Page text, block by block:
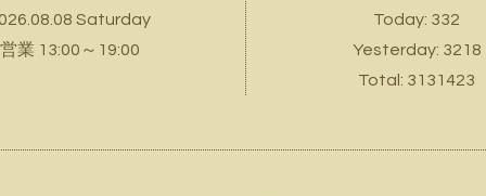
Saturday
営業 13:00～19:00
Today: 332
Yesterday: 3218
Total: 3131423